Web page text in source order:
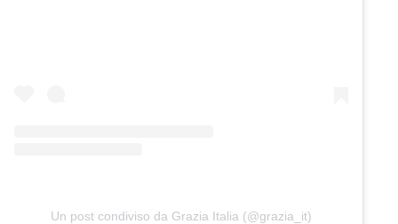
Un post condiviso da Grazia Italia (@grazia_it)